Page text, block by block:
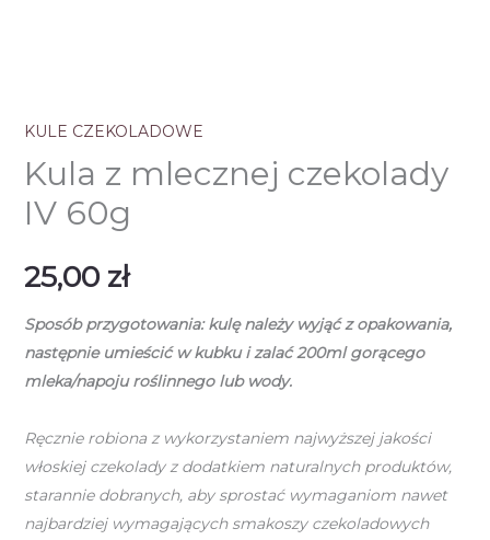
KULE CZEKOLADOWE
Kula z mlecznej czekolady
IV 60g
25,00 zł
Sposób przygotowania: kulę należy wyjąć z opakowania,
następnie umieścić w kubku i zalać 200ml gorącego
mleka/napoju roślinnego lub wody.
Ręcznie robiona z wykorzystaniem najwyższej jakości
włoskiej czekolady z dodatkiem naturalnych produktów,
starannie dobranych, aby sprostać wymaganiom nawet
najbardziej wymagających smakoszy czekoladowych